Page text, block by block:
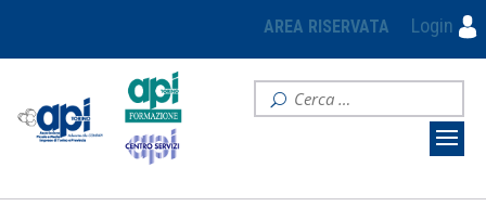
AREA RISERVATA Login